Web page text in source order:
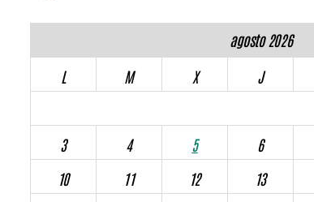
agosto 2026
L
M X J
3
4 5 6
10
11 12 13